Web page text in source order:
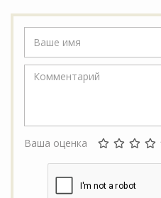
Ваша оценка